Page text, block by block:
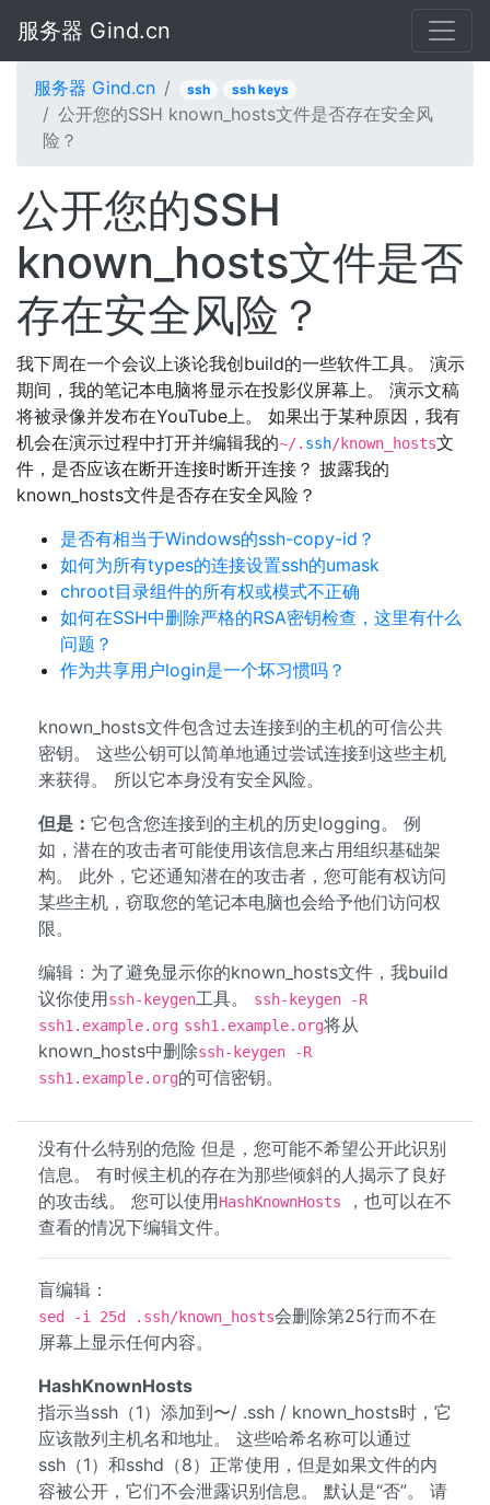
服务器 Gind.cn
服务器 Gind.cn ssh ssh keys
公开您的SSH known_hosts文件是否存在安全风
险？
公开您的SSH
known_hosts文件是否
存在安全风险？
我下周在一个会议上谈论我创build的一些软件工具。 演示
期间，我的笔记本电脑将显示在投影仪屏幕上。 演示文稿
将被录像并发布在YouTube上。 如果出于某种原因，我有
机会在演示过程中打开并编辑我的~/. ssh/known_hosts文
件，是否应该在断开连接时断开连接？ 披露我的
known_hosts文件是否存在安全风险？
是否有相当于Windows的ssh-copy-id？
如何为所有types的连接设置ssh的umask
chroot目录组件的所有权或模式不正确
如何在SSH中删除严格的RSA密钥检查，这里有什么
问题？
作为共享用户login是一个坏习惯吗？
known_hosts文件包含过去连接到的主机的可信公共
密钥。 这些公钥可以简单地通过尝试连接到这些主机
来获得。 所以它本身没有安全风险。
但是： 它包含您连接到的主机的历史logging。 例
如，潜在的攻击者可能使用该信息来占用组织基础架
构。 此外，它还通知潜在的攻击者，您可能有权访问
某些主机，窃取您的笔记本电脑也会给予他们访问权
限。
编辑：为了避免显示你的known_hosts文件，我build
议你使用ssh-keygen工具。
ssh-keygen -R
ssh1.example.org ssh1.example.org将从
known_hosts中删除ssh-keygen -R
ssh1.example.org的可信密钥。
没有什么特别的危险 但是，您可能不希望公开此识别
信息。 有时候主机的存在为那些倾斜的人揭示了良好
的攻击线。 您可以使用HashKnownHosts
，也可以在不
查看的情况下编辑文件。
盲编辑：
sed -i 25d .ssh/known_hosts会删除第25行而不在
屏幕上显示任何内容。
HashKnownHosts
指示当ssh（1）添加到〜/ .ssh / known_hosts时，它
应该散列主机名和地址。 这些哈希名称可以通过
ssh（1）和sshd（8）正常使用，但是如果文件的内
容被公开，它们不会泄露识别信息。 默认是“否”。 请